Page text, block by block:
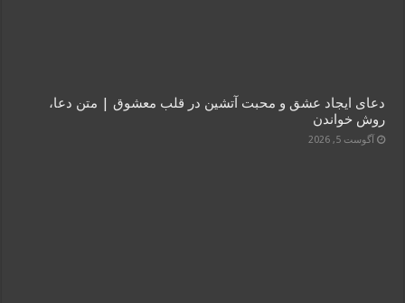
دعای ایجاد عشق و محبت آتشین در قلب معشوق | متن دعا،
روش خواندن
آگوست 5, 2026